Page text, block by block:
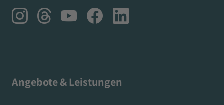
Angebote & Leistungen